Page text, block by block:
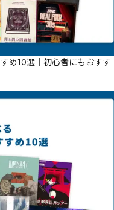
め10選｜初心者にもおすす